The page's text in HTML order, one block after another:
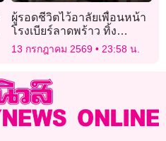
ผู้รอดชีวิตไว้อาลัยเพื่อนหน้า
โรงเบียร์ลาดพร้าว ทิ้ง
รองเท้าไว้ดูต่างหน้า ยอดดับ
28 ราย!
13 กรกฎาคม 2569 23:58 น.